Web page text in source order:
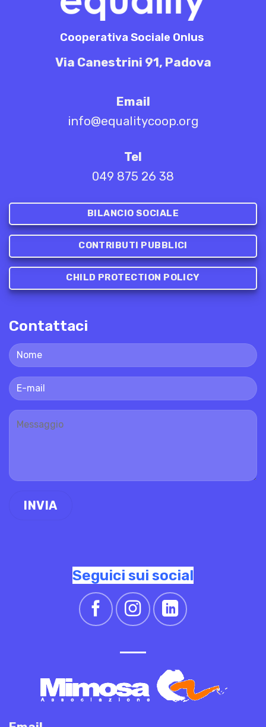
Cooperativa Sociale Onlus
Via Canestrini 91, Padova
Email
info@equalitycoop.org
Tel
049 875 26 38
BILANCIO SOCIALE
CONTRIBUTI PUBBLICI
CHILD PROTECTION POLICY
Contattaci
Seguici sui social